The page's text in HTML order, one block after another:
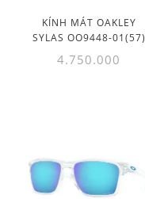
KÍNH MÁT OAKLEY
SYLAS OO9448-01(57)
4.750.000